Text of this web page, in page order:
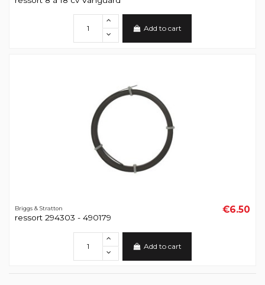
Add to cart
Briggs & Stratton
ressort 294303 - 490179
€6.50
Add to cart